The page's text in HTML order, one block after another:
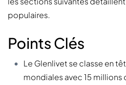
populaires.
Points Clés
Le Glenlivet se classe en
mondiales avec 15